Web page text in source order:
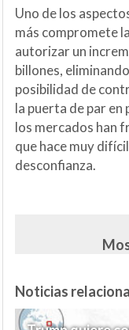
Uno de los
más compromete
autorizar un
billones,
posibilidad de
la puerta de par en
los mercados han
que hace muy
desconfianza.
Noticias